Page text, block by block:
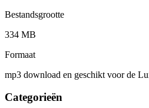
Bestandsgrootte
334 MB
Formaat
mp3 download en geschikt voor de
Categorieën